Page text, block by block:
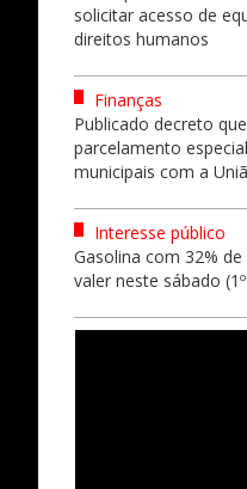
solicitar acesso de
direitos humanos
Finanças
Publicado decreto
parcelamento
municipais com a
Interesse público
Gasolina com 32%
valer neste sábado